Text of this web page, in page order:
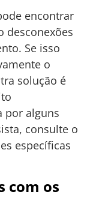
encontrar
desconexões
Se isso
o
solução é
por alguns
consulte o
específicas
com os